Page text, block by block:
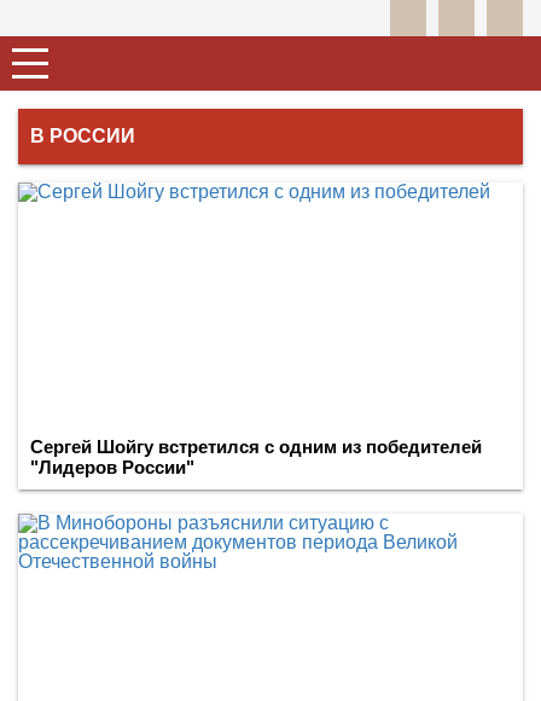
В РОССИИ
Сергей Шойгу встретился с одним из победителей
"Лидеров России"